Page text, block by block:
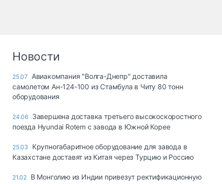
Новости
25.07
Авиакомпания "Волга-Днепр" доставила
самолетом Ан-124-100 из Стамбула в Читу 80 тонн
оборудования
24.06 Завершена доставка третьего высокоскоростного
поезда Hyundai Rotem с завода в Южной Корее
25.03
Крупногабаритное оборудование для завода в
Казахстане доставят из Китая через Турцию и Россию
21.02 В Монголию из Индии привезут ректификационную